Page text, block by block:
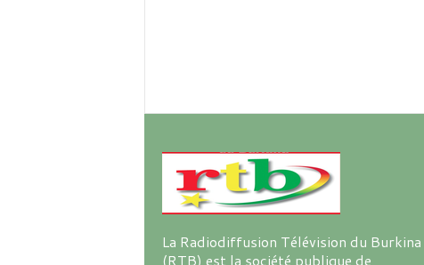
i
La Radiodiffusion Télévision du Burkina
(RTB) est la société publique de